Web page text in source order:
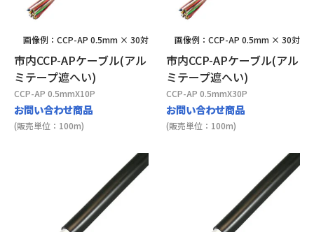
画像例：CCP-AP 0.5mm × 30対
市内CCP-APケーブル(アル
ミテープ遮へい)
CCP-AP 0.5mmX10P
お問い合わせ商品
(販売単位：100m)
画像例：CCP-AP 0.5mm × 30対
市内CCP-APケーブル(アル
ミテープ遮へい)
CCP-AP 0.5mmX30P
お問い合わせ商品
(販売単位：100m)